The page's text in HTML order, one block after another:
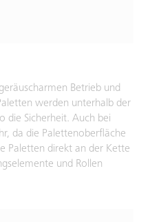
Betrieb und
werden unterhalb der
die Sicherheit. Auch bei
da die Palettenoberfläche
Paletten direkt an der Kette
und Rollen